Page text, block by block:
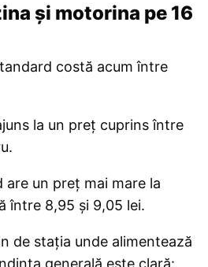
și motorina pe 16
costă acum între
la un preț cuprins între
un preț mai mare la
între 8,95 și 9,05 lei.
de stația unde alimentează
generală este clară: